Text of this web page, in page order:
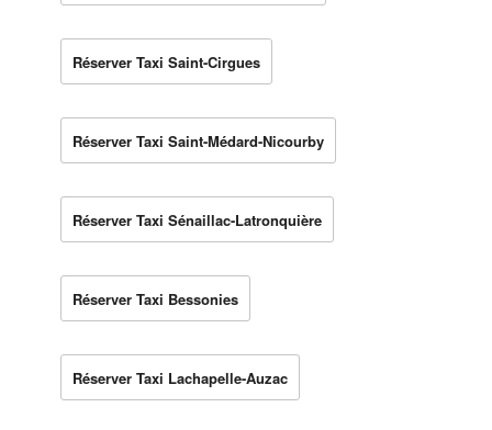
Réserver Taxi Saint-Cirgues
Réserver Taxi Saint-Médard-Nicourby
Réserver Taxi Sénaillac-Latronquière
Réserver Taxi Bessonies
Réserver Taxi Lachapelle-Auzac